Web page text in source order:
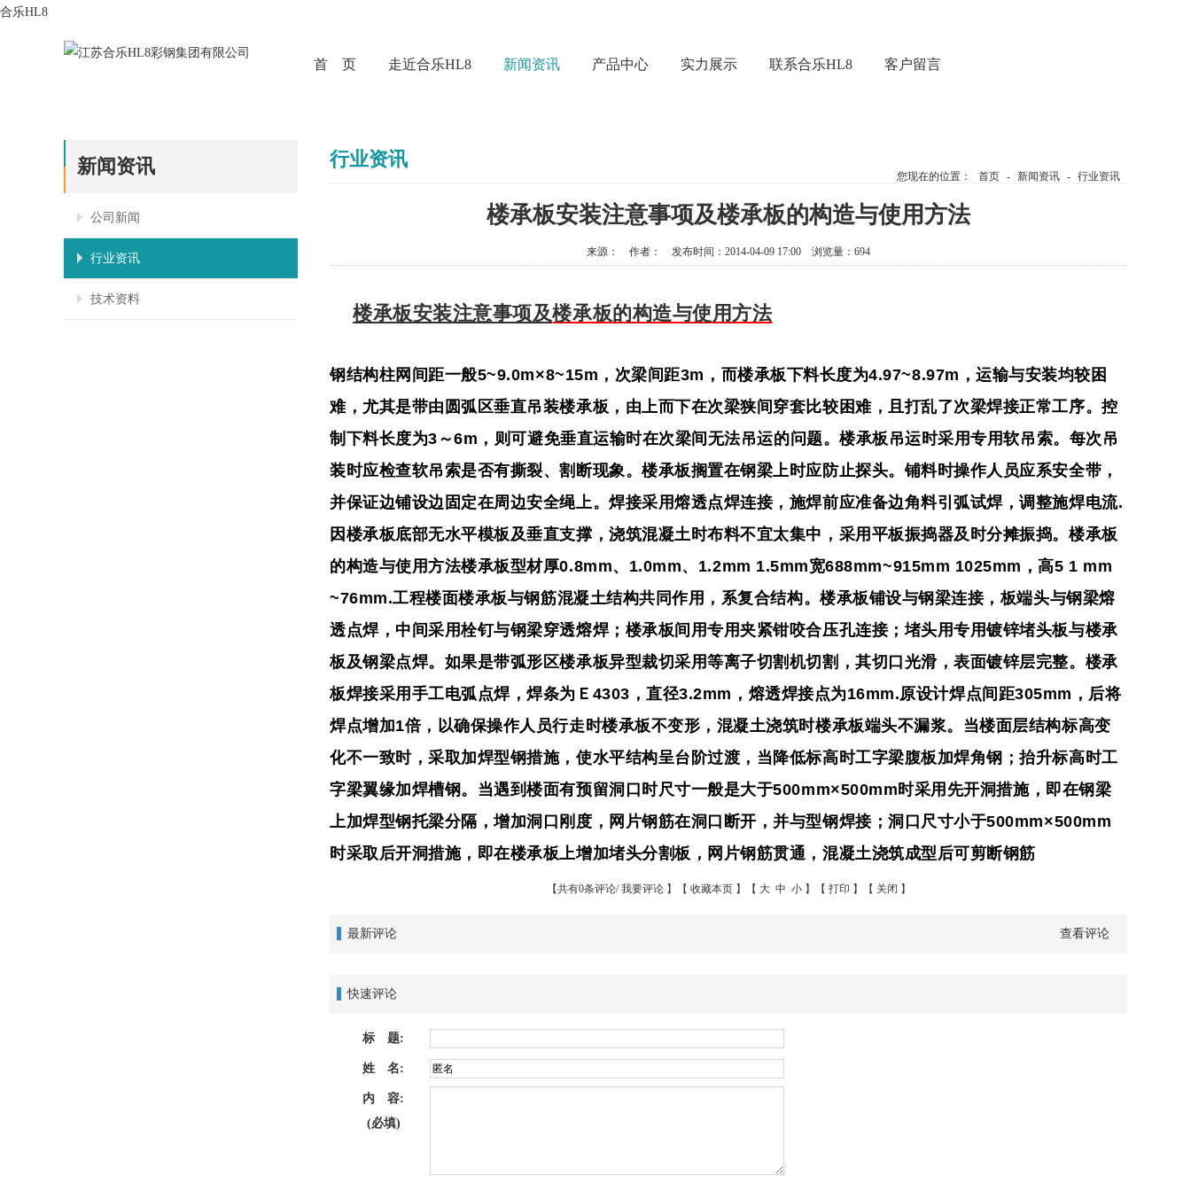
合乐HL8
首 页 走近合乐HL8 新闻资讯 产品中心 实力展示 联系合乐HL8 客户留言
新闻资讯
公司新闻
行业资讯
技术资料
您现在的位置： 首页 - 新闻资讯 - 行业资讯
行业资讯
楼承板安装注意事项及楼承板的构造与使用方法
来源： 作者： 发布时间：2014-04-09 17:00 浏览量：694
楼承板安装注意事项及楼承板的构造与使用方法
钢结构柱网间距一般5~9.0m×8~15m ，次梁间距3m ，而楼承板下料长度为4.97~8.97m ，运输与安装均较困
难，尤其是带由圆弧区垂直吊装楼承板，由上而下在次梁狭间穿套比较困难，且打乱了次梁焊接正常工序。控
制下料长度为3 ～6m ，则可避免垂直运输时在次梁间无法吊运的问题。楼承板吊运时采用专用软吊索。每次吊
装时应检查软吊索是否有撕裂、割断现象。楼承板搁置在钢梁上时应防止探头。铺料时操作人员应系安全带，
并保证边铺设边固定在周边安全绳上。焊接采用熔透点焊连接，施焊前应准备边角料引弧试焊，调整施焊电流.
因楼承板底部无水平模板及垂直支撑，浇筑混凝土时布料不宜太集中，采用平板振捣器及时分摊振捣。 楼承板
的构造与使用方法楼承板型材厚0.8mm、 1.0mm、 1.2mm 1.5mm宽688mm~915mm 1025mm ，高5 1 mm
~76mm.工程楼面楼承板与钢筋混凝土结构共同作用，系复合结构。楼承板铺设与钢梁连接，板端头与钢梁熔
透点焊，中间采用栓钉与钢梁穿透熔焊；楼承板间用专用夹紧钳咬合压孔连接；堵头用专用镀锌堵头板与楼承
板及钢梁点焊。如果是带弧形区楼承板异型裁切采用等离子切割机切割，其切口光滑，表面镀锌层完整。楼承
板焊接采用手工电弧点焊，焊条为Ｅ 4303 ，直径3.2mm ，熔透焊接点为16mm.原设计焊点间距305mm ，后将
焊点增加1倍，以确保操作人员行走时楼承板不变形，混凝土浇筑时楼承板端头不漏浆。当楼面层结构标高变
化不一致时，采取加焊型钢措施，使水平结构呈台阶过渡，当降低标高时工字梁腹板加焊角钢；抬升标高时工
字梁翼缘加焊槽钢。当遇到楼面有预留洞口时尺寸一般是大于500mm×500mm时采用先开洞措施，即在钢梁
上加焊型钢托梁分隔，增加洞口刚度，网片钢筋在洞口断开，并与型钢焊接；洞口尺寸小于500mm×500mm
时采取后开洞措施，即在楼承板上增加堵头分割板，网片钢筋贯通，混凝土浇筑成型后可剪断钢筋
【共有0条评论/ 我要评论 】【 收藏本页 】【 大 中 小 】【 打印 】【 关闭 】
查看评论
最新评论
快速评论
标 题:
姓 名:
内 容:
(必填)